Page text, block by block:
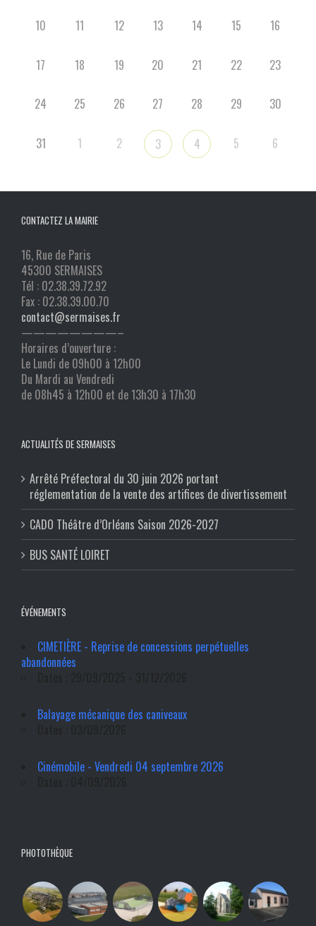
10 11 12 13 14 15 16
17 18 19 20 21 22 23
24 25 26 27 28 29 30
31 1 2 3 4 5 6
CONTACTEZ LA MAIRIE
16, Rue de Paris
45300 SERMAISES
Tél : 02.38.39.72.92
Fax : 02.38.39.00.70
contact@sermaises.fr
————————–
Horaires d’ouverture :
Le Lundi de 09h00 à 12h00
Du Mardi au Vendredi
de 08h45 à 12h00 et de 13h30 à 17h30
ACTUALITÉS DE SERMAISES
Arrêté Préfectoral du 30 juin 2026 portant
réglementation de la vente des artifices de divertissement
CADO Théâtre d’Orléans Saison 2026-2027
BUS SANTÉ LOIRET
ÉVÉNEMENTS
CIMETIÈRE - Reprise de concessions perpétuelles
abandonnées
Balayage mécanique des caniveaux
Cinémobile - Vendredi 04 septembre 2026
PHOTOTHÈQUE